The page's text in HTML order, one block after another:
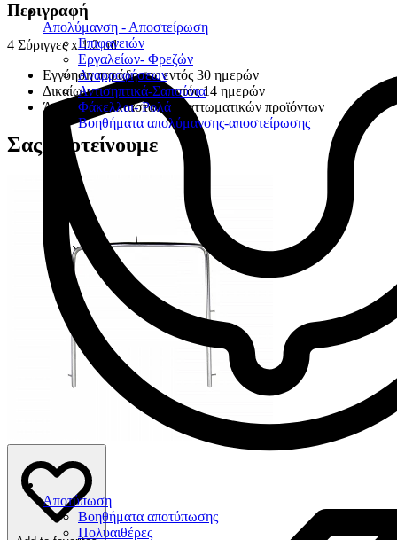
Απολύμανση - Αποστείρωση
Επιφανειών
Εργαλείων- Φρεζών
Αναρροφήσεων
Αντισηπτικά-Σαπούνια
Φάκελλοι- Ρολά
Βοηθήματα απολύμανσης-αποστείρωσης
Αποτύπωση
Βοηθήματα αποτύπωσης
Πολυαιθέρες
Περιγραφή
4 Σύριγγες x 1.2 ml
Εγγύηση παράδοσης εντός 30 ημερών
Δικαίωμα επιστροφής εντός 14 ημερών
Άμεση αντικατάσταση ελαττωματικών προϊόντων
Σας προτείνουμε